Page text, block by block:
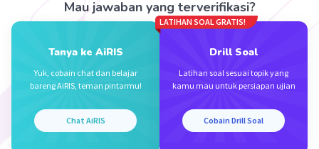
Iklan
Mau jawaban yang terverifikasi?
Tanya ke AiRIS
Yuk, cobain chat dan belajar
bareng AiRIS, teman pintarmu!
Chat AiRIS
LATIHAN SOAL GRATIS!
Drill Soal
Latihan soal sesuai topik yang
kamu mau untuk persiapan ujian
Cobain Drill Soal